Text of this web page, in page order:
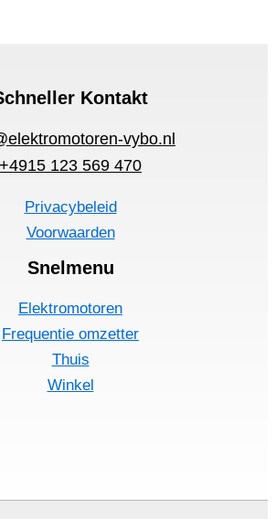
Kontakt
vybo.nl
+4915 123 569 470
Privacybeleid
Voorwaarden
Snelmenu
Elektromotoren
Frequentie omzetter
Thuis
Winkel